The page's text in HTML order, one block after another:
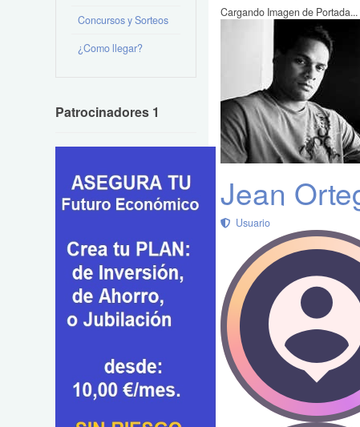
Cargando Imagen de Portada...
Jean
Usuario
Concursos y Sorteos
¿Como llegar?
Patrocinadores 1